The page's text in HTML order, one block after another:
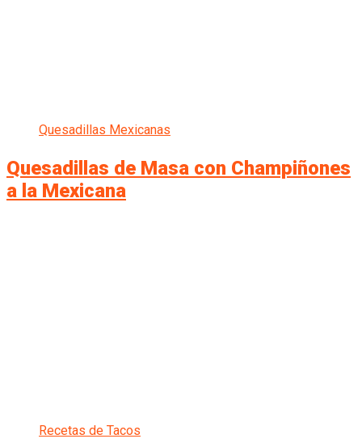
Quesadillas Mexicanas
Quesadillas de Masa con Champiñones
a la Mexicana
Recetas de Tacos